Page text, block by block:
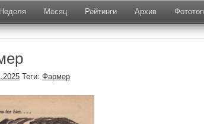
Месяц Рейтинги Архив Фототоп
Теги: Фармер